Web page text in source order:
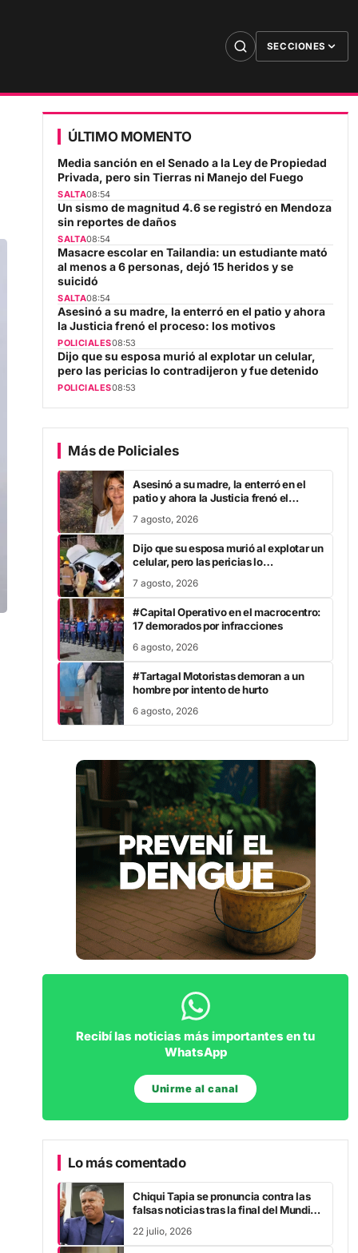
SECCIONES
ÚLTIMO MOMENTO
Media sanción en el Senado a la Ley de Propiedad
Privada, pero sin Tierras ni Manejo del Fuego
SALTA08:54
Un sismo de magnitud 4.6 se registró en Mendoza
sin reportes de daños
SALTA08:54
Masacre escolar en Tailandia: un estudiante mató
al menos a 6 personas, dejó 15 heridos y se
suicidó
SALTA08:54
Asesinó a su madre, la enterró en el patio y ahora
la Justicia frenó el proceso: los motivos
POLICIALES08:53
Dijo que su esposa murió al explotar un celular,
pero las pericias lo contradijeron y fue detenido
POLICIALES08:53
Más de Policiales
Asesinó a su madre, la enterró en el
patio y ahora la Justicia frenó el
7 agosto, 2026
Dijo que su esposa murió al explotar un
celular, pero las pericias lo
7 agosto, 2026
#Capital Operativo en el macrocentro:
17 demorados por infracciones
6 agosto, 2026
#Tartagal Motoristas demoran a un
hombre por intento de hurto
6 agosto, 2026
Recibí las noticias más importantes en tu
WhatsApp
Unirme al canal
Lo más comentado
Chiqui Tapia se pronuncia contra las
falsas noticias tras la final del Mundial
22 julio, 2026